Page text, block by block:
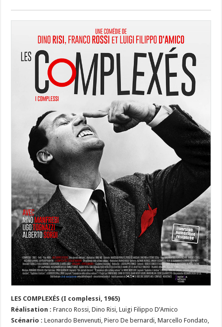
LES COMPLEXÉS (I complessi, 1965)
Réalisation :Franco Rossi, Dino Risi, Luigi Filippo D’Amico
Scénario : Leonardo Benvenuti, Piero De bernardi, Marcello Fondato,